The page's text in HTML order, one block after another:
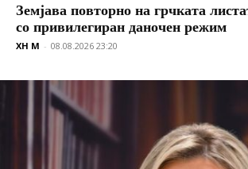
Земјава повторно на грчката
со привилегиран даночен режим
XH M - 08.08.2026 23:20